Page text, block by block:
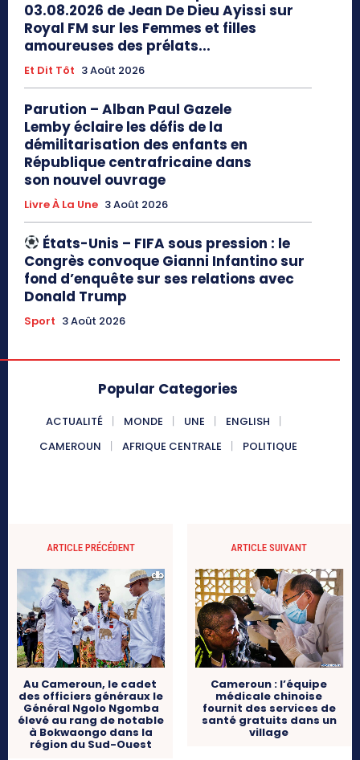
03.08.2026 de Jean De Dieu Ayissi sur
Royal FM sur les Femmes et filles
amoureuses des prélats...
Et Dit Tôt 3 Août 2026
Parution – Alban Paul Gazele
Lemby éclaire les défis de la
démilitarisation des enfants en
République centrafricaine dans
son nouvel ouvrage
Livre À La Une 3 Août 2026
États-Unis – FIFA sous pression : le
Congrès convoque Gianni Infantino sur
fond d’enquête sur ses relations avec
Donald Trump
Sport 3 Août 2026
Popular Categories
ACTUALITÉ MONDE UNE
ENGLISH
CAMEROUN
AFRIQUE CENTRALE POLITIQUE
ARTICLE PRÉCÉDENT
Au Cameroun, le cadet
des officiers généraux le
Général Ngolo Ngomba
élevé au rang de notable
à Bokwaongo dans la
région du Sud-Ouest
ARTICLE SUIVANT
Cameroun : l’équipe
médicale chinoise
fournit des services de
santé gratuits dans un
village